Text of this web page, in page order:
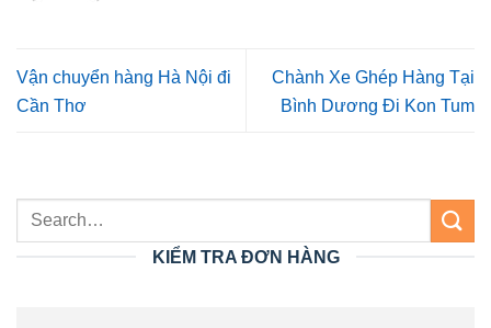
Vận chuyển hàng Hà Nội đi
Cần Thơ
Chành Xe Ghép Hàng Tại
Bình Dương Đi Kon Tum
KIỂM TRA ĐƠN HÀNG